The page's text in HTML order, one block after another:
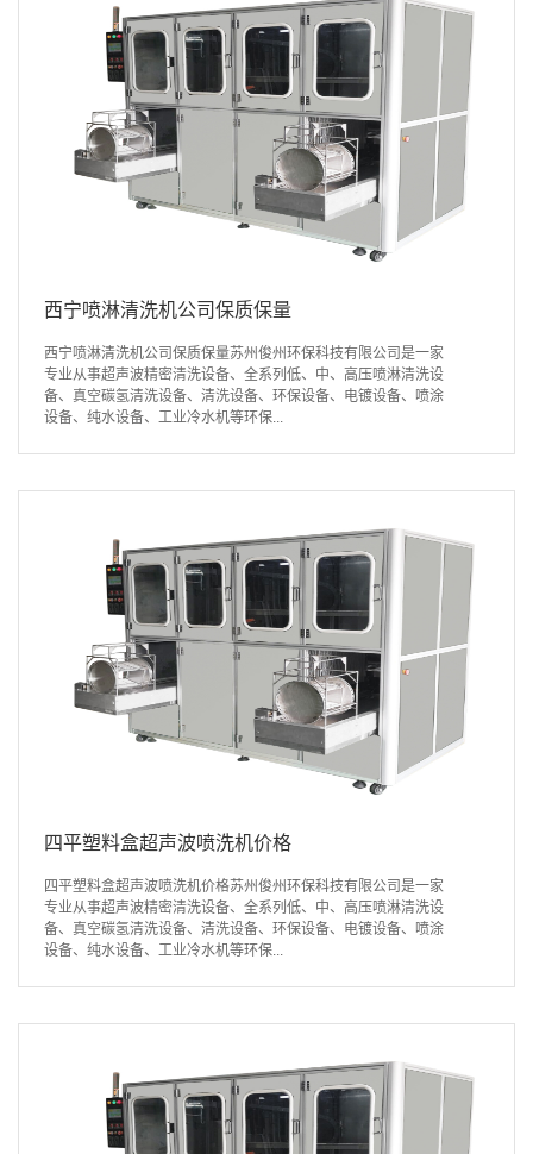
西宁喷淋清洗机公司保质保量
西宁喷淋清洗机公司保质保量苏州俊州环保科技有限公司是一家
专业从事超声波精密清洗设备、全系列低、中、高压喷淋清洗设
备、真空碳氢清洗设备、清洗设备、环保设备、电镀设备、喷涂
设备、纯水设备、工业冷水机等环保...
四平塑料盒超声波喷洗机价格
四平塑料盒超声波喷洗机价格苏州俊州环保科技有限公司是一家
专业从事超声波精密清洗设备、全系列低、中、高压喷淋清洗设
备、真空碳氢清洗设备、清洗设备、环保设备、电镀设备、喷涂
设备、纯水设备、工业冷水机等环保...